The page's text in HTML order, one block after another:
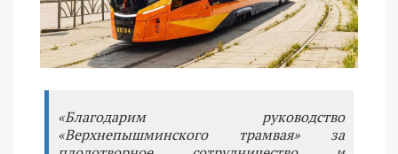
«Благодарим руководство
«Верхнепышминского трамвая» за